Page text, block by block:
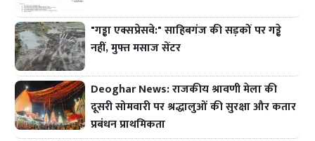
"गड्ढा एक्सप्रेसवे:" साहिबगंज की सड़कों पर गड्ढे
नहीं, मुफ्त मसाज सेंटर
Deoghar News: राजकीय श्रावणी मेला की
दूसरी सोमवारी पर श्रद्धालुओं की सुरक्षा और कतार
प्रबंधन प्राथमिकता